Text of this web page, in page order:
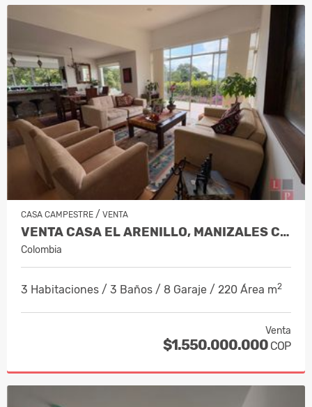
CASA CAMPESTRE / VENTA
VENTA CASA EL ARENILLO, MANIZALES CO…
Colombia
3 Habitaciones / 3 Baños / 8 Garaje / 220 Área m2
Venta
$1.550.000.000 COP